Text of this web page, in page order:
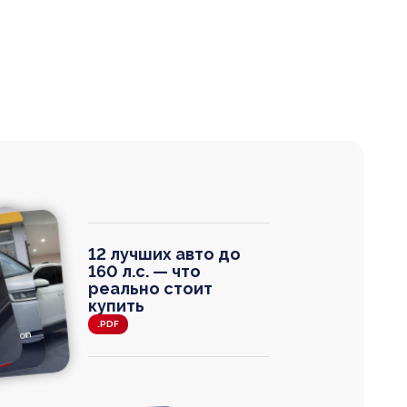
000
12 лучших авто до
160 л.с. — что
реально стоит
купить
.PDF